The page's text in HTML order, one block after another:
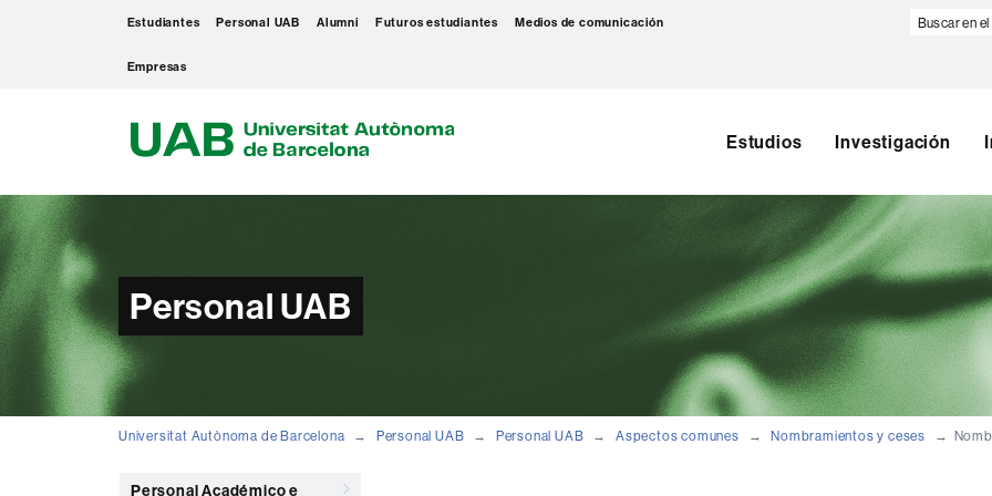
Estudiantes Personal UAB Alumni Futuros estudiantes Medios de comunicación
Empresas
Buscar
A
Estudios Investigación
Personal UAB
Universitat Autònoma de Barcelona Personal UAB Personal UAB Aspectos comunes Nombramientos y ceses
Personal Académico e